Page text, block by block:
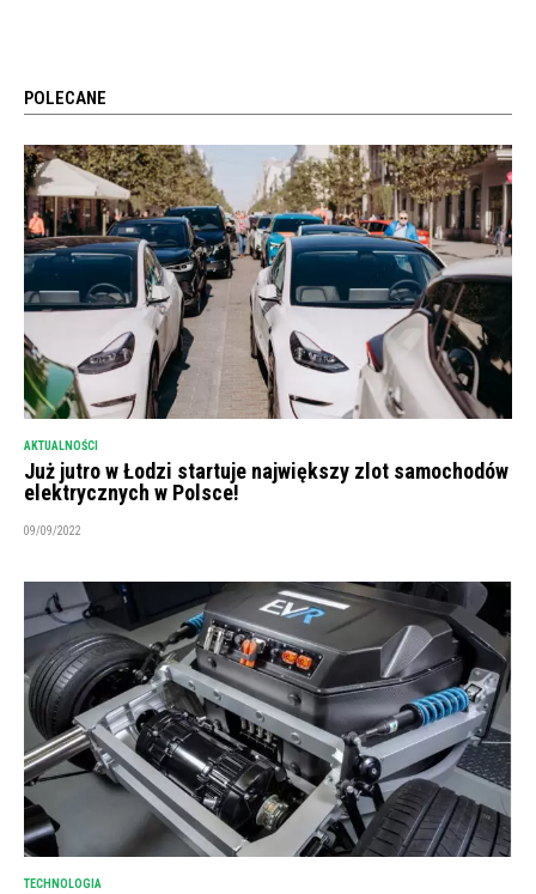
POLECANE
AKTUALNOŚCI
Już jutro w Łodzi startuje największy zlot samochodów
elektrycznych w Polsce!
09/09/2022
TECHNOLOGIA